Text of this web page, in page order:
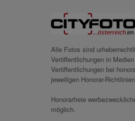
Alle Fotos sind
Veröffentlichungen in
Veröffentlichungen bei
jeweiligen Honorar-
Honorarfreie
möglich.